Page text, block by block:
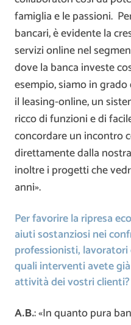
famiglia e le passioni.
bancari, è evidente la
servizi online nel
dove la banca investe
esempio, siamo in
il leasing-online, un
ricco di funzioni e di
concordare un incontro
direttamente dalla
inoltre i progetti che
anni».
Per favorire la ripresa
aiuti sostanziosi nei
professionisti,
quali interventi avete
attività dei vostri clienti?
A.B.: «In quanto pura